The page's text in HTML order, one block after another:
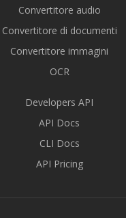
Convertitore audio
Convertitore di documenti
Convertitore immagini
OCR
Developers API
API Docs
CLI Docs
API Pricing